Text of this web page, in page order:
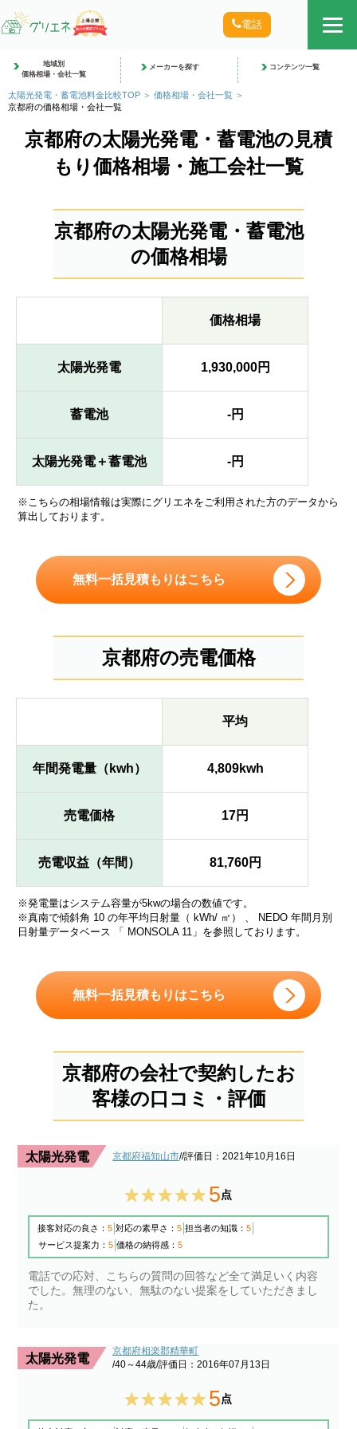
電話
地域別
価格相場・会社一覧
メーカーを探す コンテンツ一覧
太陽光発電・蓄電池料金比較TOP
価格相場・会社一覧
京都府の価格相場・会社一覧
京都府の太陽光発電・蓄電池の見積
もり価格相場・施工会社一覧
京都府の太陽光発電・蓄電池
の価格相場
価格相場
太陽光発電 1,930,000円
蓄電池 -円
太陽光発電＋蓄電池 -円
※こちらの相場情報は実際にグリエネをご利用された方のデータから
算出しております。
無料一括見積もりはこちら
京都府の売電価格
平均
年間発電量（kwh） 4,809kwh
売電価格 17円
売電収益（年間） 81,760円
※発電量はシステム容量が5kwの場合の数値です。
※真南で傾斜角 10 の年平均日射量（ kWh/ ㎡） 、 NEDO 年間月別
日射量データベース 「 MONSOLA 11」を参照しております。
無料一括見積もりはこちら
京都府の会社で契約したお
客様の口コミ・評価
太陽光発電 京都府福知山市//評価日：2021年10月16日
5点
接客対応の良さ：5 対応の素早さ：5 担当者の知識：5
サービス提案力：5 価格の納得感：5
電話での応対、こちらの質問の回答など全て満足いく内容
でした。無理のない、無駄のない提案をしていただきまし
た。
太陽光発電
京都府相楽郡精華町
/40～44歳/評価日：2016年07月13日
5点